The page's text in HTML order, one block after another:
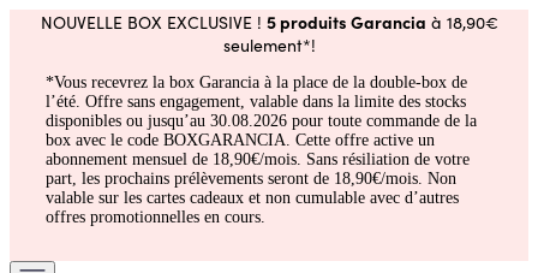
NOUVELLE BOX EXCLUSIVE ! 5 produits Garancia à 18,90€
seulement*!
*Vous recevrez la box Garancia à la place de la double-box de
l’été. Offre sans engagement, valable dans la limite des stocks
disponibles ou jusqu’au 30.08.2026 pour toute commande de la
box avec le code BOXGARANCIA. Cette offre active un
abonnement mensuel de 18,90€/mois. Sans résiliation de votre
part, les prochains prélèvements seront de 18,90€/mois. Non
valable sur les cartes cadeaux et non cumulable avec d’autres
offres promotionnelles en cours.